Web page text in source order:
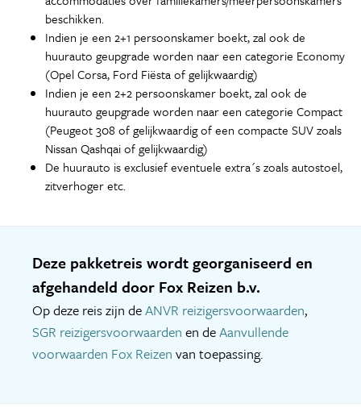
beschikken.
Indien je een 2+1 persoonskamer boekt, zal ook de
huurauto geupgrade worden naar een categorie Economy
(Opel Corsa, Ford Fiësta of gelijkwaardig)
Indien je een 2+2 persoonskamer boekt, zal ook de
huurauto geupgrade worden naar een categorie Compact
(Peugeot 308 of gelijkwaardig of een compacte SUV zoals
Nissan Qashqai of gelijkwaardig)
De huurauto is exclusief eventuele extra´s zoals autostoel,
zitverhoger etc.
Deze pakketreis wordt georganiseerd en
afgehandeld door Fox Reizen b.v.
Op deze reis zijn deANVR reizigersvoorwaarden,
SGR reizigersvoorwaarden en deAanvullende
voorwaarden Fox Reizen van toepassing.